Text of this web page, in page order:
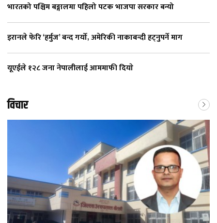
भारतको पश्चिम बङ्गालमा पहिलो पटक भाजपा सरकार बन्यो
इरानले फेरि ‘हर्मुज’ बन्द गर्यो, अमेरिकी नाकाबन्दी हट्नुपर्ने माग
यूएईले १२८ जना नेपालीलाई आममाफी दियाे
विचार